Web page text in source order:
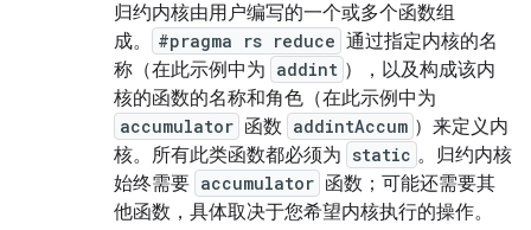
归约内核由用户编写的一个或多个函数组
成。
#pragma rs reduce 通过指定内核的名
称（在此示例中为 addint ），以及构成该内
核的函数的名称和角色（在此示例中为
accumulator 函数 addintAccum ）来定义内
核。所有此类函数都必须为 static 。归约内核
始终需要 accumulator 函数；可能还需要其
他函数，具体取决于您希望内核执行的操作。